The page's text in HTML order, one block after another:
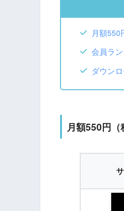
月額550
会員ラ
ダウン
月額550円